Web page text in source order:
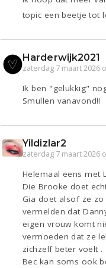
topic een beetje tot
Harderwijk2021
zaterdag 7 maart 2026
Ik ben "gelukkig"
Smullen vanavond!!
Yildizlar2
zaterdag 7 maart 2026
Helemaal eens met
Die Brooke doet
Gia doet alsof ze
vermelden dat
eigen vrouw komt
vermoeden dat ze
zichzelf beter voelt .
Bec kan soms ook